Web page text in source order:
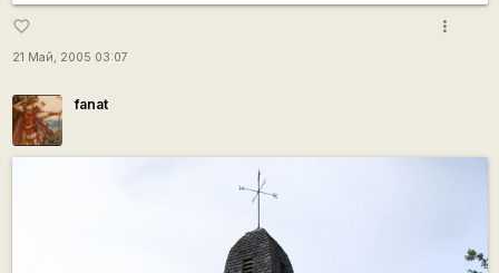
favorite_border
21 Май, 2005 03:07
more_vert
fanat